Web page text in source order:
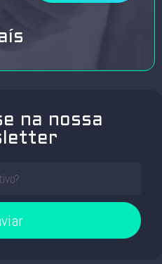
na nossa